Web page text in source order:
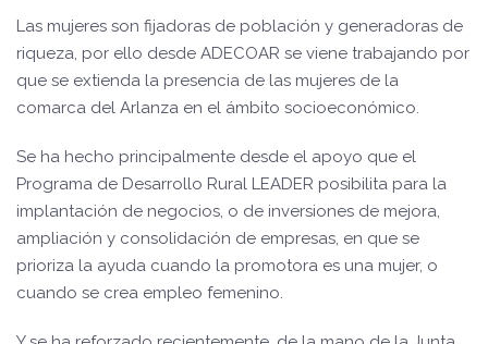
Las mujeres son fijadoras de población y generadoras de
riqueza, por ello desde ADECOAR se viene trabajando por
que se extienda la presencia de las mujeres de la
comarca del Arlanza en el ámbito socioeconómico.
Se ha hecho principalmente desde el apoyo que el
Programa de Desarrollo Rural LEADER posibilita para la
implantación de negocios, o de inversiones de mejora,
ampliación y consolidación de empresas, en que se
prioriza la ayuda cuando la promotora es una mujer, o
cuando se crea empleo femenino.